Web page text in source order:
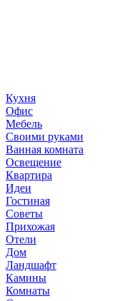
Кухня
Офис
Мебель
Своими руками
Ванная комната
Освещение
Квартира
Идеи
Гостиная
Советы
Прихожая
Отели
Дом
Ландшафт
Камины
Комнаты